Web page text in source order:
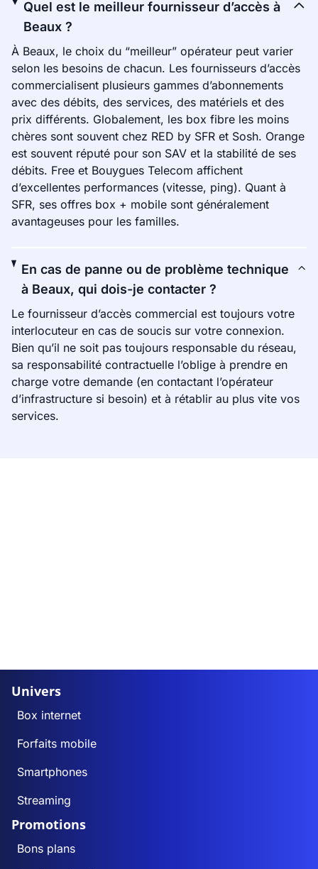
Quel est le meilleur fournisseur d’accès à
Beaux ?
À Beaux, le choix du “meilleur” opérateur peut varier
selon les besoins de chacun. Les fournisseurs d’accès
commercialisent plusieurs gammes d’abonnements
avec des débits, des services, des matériels et des
prix différents. Globalement, les box fibre les moins
chères sont souvent chez RED by SFR et Sosh. Orange
est souvent réputé pour son SAV et la stabilité de ses
débits. Free et Bouygues Telecom affichent
d’excellentes performances (vitesse, ping). Quant à
SFR, ses offres box + mobile sont généralement
avantageuses pour les familles.
En cas de panne ou de problème technique
à Beaux, qui dois-je contacter ?
Le fournisseur d’accès commercial est toujours votre
interlocuteur en cas de soucis sur votre connexion.
Bien qu’il ne soit pas toujours responsable du réseau,
sa responsabilité contractuelle l’oblige à prendre en
charge votre demande (en contactant l’opérateur
d’infrastructure si besoin) et à rétablir au plus vite vos
services.
Univers
Box internet
Forfaits mobile
Smartphones
Streaming
Promotions
Bons plans